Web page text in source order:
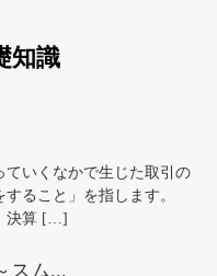
知識
ていくなかで生じた取引の
ること」を指します。
決算 […]
スム...